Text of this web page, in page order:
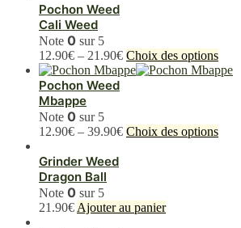
Pochon Weed
Cali Weed
Note 0 sur 5
12.90€ – 21.90€ Choix des optionsCe
Les
Pochon Weed
Mbappe
Note 0 sur 5
12.90€ – 39.90€ Choix des optionsCe
Grinder Weed
Dragon Ball
Note 0 sur 5
21.90€ Ajouter au panier